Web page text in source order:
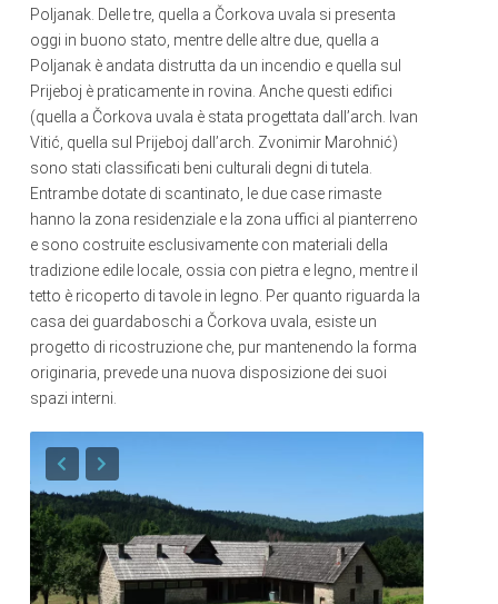
Poljanak. Delle tre, quella a Čorkova uvala si presenta
oggi in buono stato, mentre delle altre due, quella a
Poljanak è andata distrutta da un incendio e quella sul
Prijeboj è praticamente in rovina. Anche questi edifici
(quella a Čorkova uvala è stata progettata dall’arch. Ivan
Vitić, quella sul Prijeboj dall’arch. Zvonimir Marohnić)
sono stati classificati beni culturali degni di tutela.
Entrambe dotate di scantinato, le due case rimaste
hanno la zona residenziale e la zona uffici al pianterreno
e sono costruite esclusivamente con materiali della
tradizione edile locale, ossia con pietra e legno, mentre il
tetto è ricoperto di tavole in legno. Per quanto riguarda la
casa dei guardaboschi a Čorkova uvala, esiste un
progetto di ricostruzione che, pur mantenendo la forma
originaria, prevede una nuova disposizione dei suoi
spazi interni.